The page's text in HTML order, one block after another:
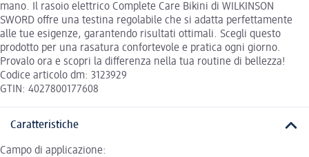
mano. Il rasoio elettrico Complete Care Bikini di WILKINSON
SWORD offre una testina regolabile che si adatta perfettamente
alle tue esigenze, garantendo risultati ottimali. Scegli questo
prodotto per una rasatura confortevole e pratica ogni giorno.
Provalo ora e scopri la differenza nella tua routine di bellezza!
Codice articolo dm: 3123929
GTIN: 4027800177608
Caratteristiche
Campo di applicazione: